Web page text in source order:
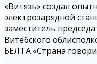
«Витязь» создал
электрозарядной
заместитель
Витебского
БЕЛТА «Страна